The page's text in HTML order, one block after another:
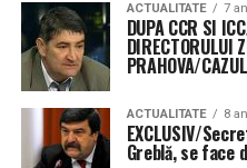
ACTUALITATE 7
DUPA CCR SI
DIRECTORULUI
PRAHOVA/
ACTUALITATE 8
EXCLUSIV/
Greblă, se face